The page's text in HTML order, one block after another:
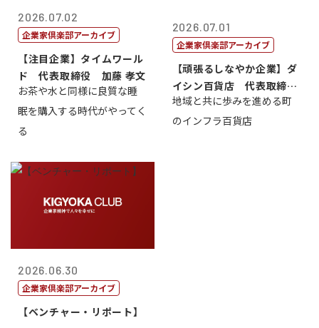
2026.07.02
企業家倶楽部アーカイブ
【注目企業】タイムワール
ド 代表取締役 加藤 孝文
お茶や水と同様に良質な睡
眠を購入する時代がやってく
る
2026.07.01
企業家倶楽部アーカイブ
【頑張るしなやか企業】ダ
イシン百貨店 代表取締役
社長 西山 ...
地域と共に歩みを進める町
のインフラ百貨店
2026.06.30
企業家倶楽部アーカイブ
【ベンチャー・リポート】